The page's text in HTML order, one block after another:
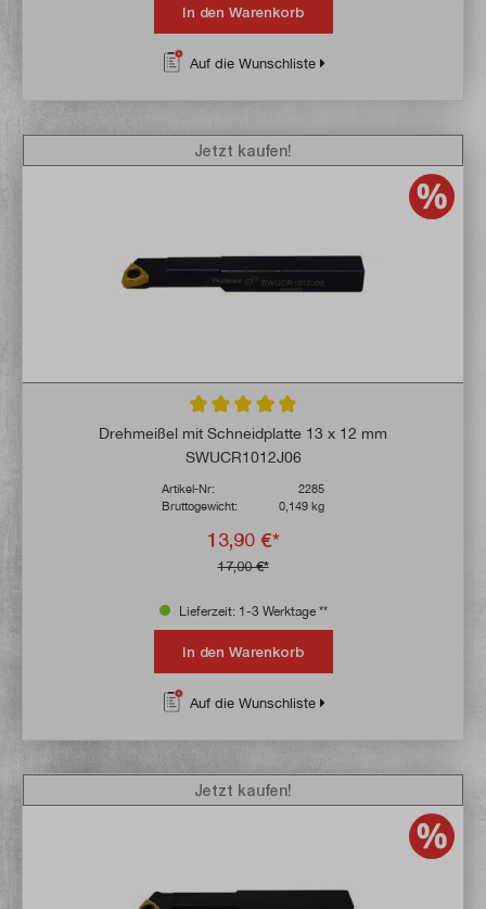
In den Warenkorb
Auf die Wunschliste
Durchschnittliche Bewertung von 5 von 5
Drehmeißel mit Schneidplatte 13 x 12 mm
SWUCR1012J06
Artikel-Nr:
2285
Bruttogewicht:
0,149 kg
13,90 €*
17,00 €*
Jetzt kaufen!
Lieferzeit: 1-3 Werktage **
In den Warenkorb
Auf die Wunschliste
Jetzt kaufen!